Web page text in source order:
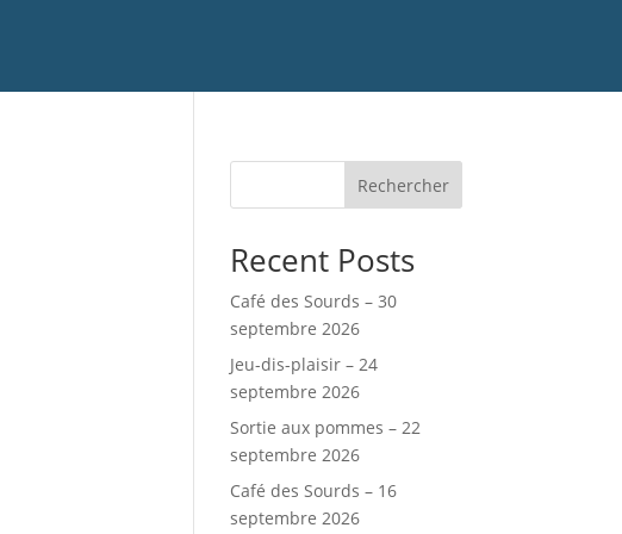
Rechercher
Recent Posts
Café des Sourds – 30
septembre 2026
Jeu-dis-plaisir – 24
septembre 2026
Sortie aux pommes – 22
septembre 2026
Café des Sourds – 16
septembre 2026